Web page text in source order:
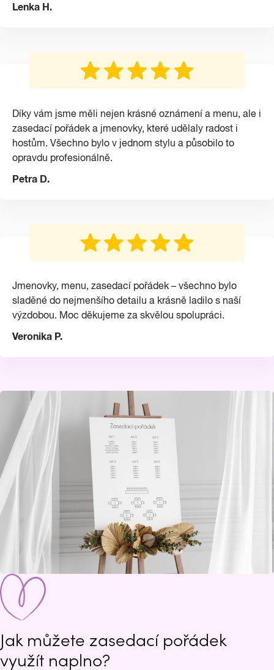
Lenka H.
Díky vám jsme měli nejen krásné oznámení a menu, ale i
zasedací pořádek a jmenovky, které udělaly radost i
hostům. Všechno bylo v jednom stylu a působilo to
opravdu profesionálně.
Petra D.
Jmenovky, menu, zasedací pořádek – všechno bylo
sladěné do nejmenšího detailu a krásně ladilo s naší
výzdobou. Moc děkujeme za skvělou spolupráci.
Veronika P.
Jak můžete zasedací pořádek
využít naplno?